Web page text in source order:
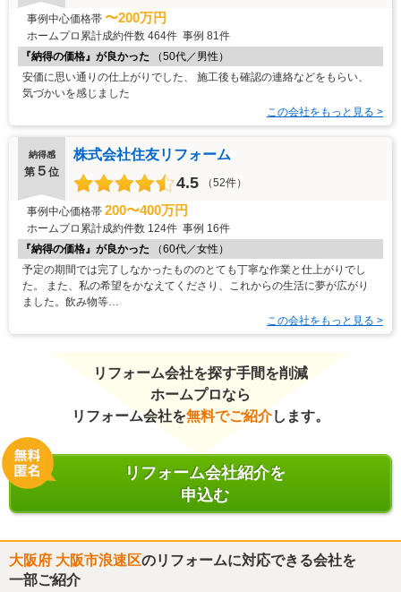
事例中心価格帯 〜200万円
ホームプロ累計成約件数 464件 事例 81件
『納得の価格』が良かった
（50代／男性）
安価に思い通りの仕上がりでした、 施工後も確認の連絡などをもらい、
気づかいを感じました
この会社をもっと見る >
納得感
第 ５ 位
株式会社住友リフォーム
4.5 （52件）
事例中心価格帯 200〜400万円
ホームプロ累計成約件数 124件 事例 16件
『納得の価格』が良かった
（60代／女性）
予定の期間では完了しなかったもののとても丁寧な作業と仕上がりでし
た。 また、私の希望をかなえてくださり、これからの生活に夢が広がり
ました。飲み物等…
この会社をもっと見る >
リフォーム会社を探す手間を削減
ホームプロなら
リフォーム会社を無料でご紹介します。
リフォーム会社紹介を
申込む
大阪府 大阪市浪速区のリフォームに対応できる会社を
一部ご紹介